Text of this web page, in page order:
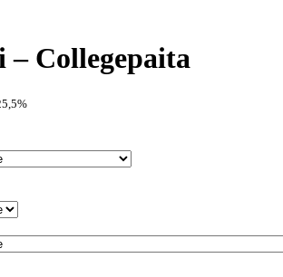
– Collegepaita